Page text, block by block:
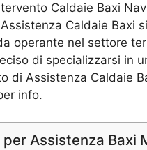
Caldaie Baxi
Caldaie Baxi
operante nel settore
di specializzarsi in
di Assistenza Caldaie
info.
Assistenza Baxi